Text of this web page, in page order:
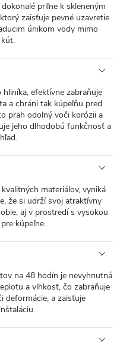
priľne k skleneným
zaisťuje pevné uzavretie
únikom vody mimo
efektívne zabraňuje
a chráni tak kúpeľňu pred
prah odolný voči korózii a
jeho dlhodobú funkčnosť a
materiálov, vyniká
že si udrží svoj atraktívny
aj v prostredí s vysokou
kúpeľne.
na 48 hodín je nevyhnutná
a vlhkosť, čo zabraňuje
deformácie, a zaisťuje